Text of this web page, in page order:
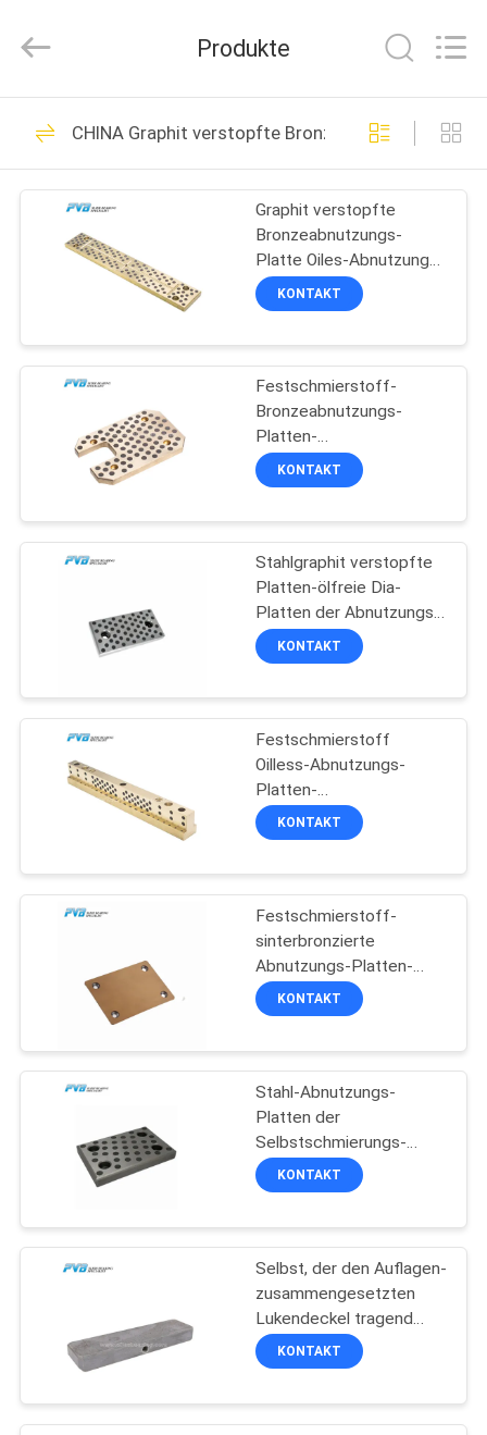
HAUSE
PRODUKTE
VR-
SHOW
WERKSBESICHTIGUNG
QUALITÄTSKONTROLLE
KONTAKT
RECHTSSACHEN
SITEMAP
PRIVACY
POLICY
Bearing
Co.,Ltd.
Reserved.
Festes Bronzelager
10
Graphitbronzelager
10
Eingewickeltes
Bronzelager
PTFE zeichnete
Buchse
POM Bushing
8
Bimetallische
Buchse
Produkte
CHINA Graphit verstopfte Bronzeabnutzungs-
Graphit verstopfte
Bronzeabnutzungs-
Platte Oiles-Abnutzung
überzieht Plastikformen
KONTAKT
Festschmierstoff-
Bronzeabnutzungs-
Platten-
Graphitabnutzungs-
Platte für den Würfel,
KONTAKT
Stahlgraphit verstopfte
Platten-ölfreie Dia-
Platten der Abnutzungs-
FC250KONTAKT
Festschmierstoff
Oilless-Abnutzungs-
Platten-
Bronzeabnutzungs-
Platten für Normteile
KONTAKT
Festschmierstoff-
sinterbronzierte
Abnutzungs-Platten-
bimetallische Gleitlager-
Platte
KONTAKT
Stahl-Abnutzungs-
Platten der
Selbstschmierungs-
Graphitölfreie Dia-
Platten-20mm
KONTAKT
Selbst, der den Auflagen-
zusammengesetzten
Lukendeckel tragend
trägt Auflagen sich
schmiert
KONTAKT